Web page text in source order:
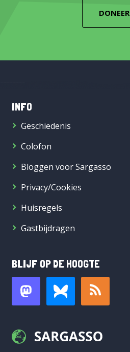
DONEER
INFO
Geschiedenis
Colofon
Bloggen voor Sargasso
Privacy/Cookies
Huisregels
Gastbijdragen
BLIJF OP DE HOOGTE